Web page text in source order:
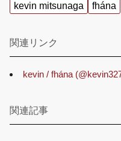
kevin mitsunaga fhána
関連リンク
kevin / fhána
関連記事